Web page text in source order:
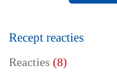
Recept reacties
Reacties(8)